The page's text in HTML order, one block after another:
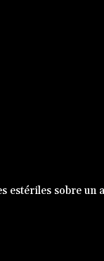
estériles sobre un